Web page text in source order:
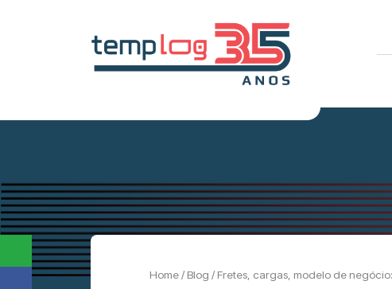
Home/Blog /Fretes, cargas, modelo de